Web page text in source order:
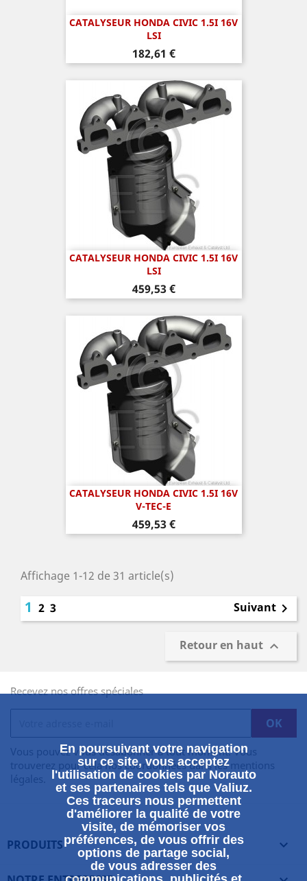
CATALYSEUR HONDA CIVIC 1.5I 16V
LSI
Prix
182,61 €
CATALYSEUR HONDA CIVIC 1.5I 16V
LSI
Prix
459,53 €
CATALYSEUR HONDA CIVIC 1.5I 16V
V-TEC-E
Prix
459,53 €
Affichage 1-12 de 31 article(s)
1 2 3 Suivant 
Retour en haut 
Recevez nos offres spéciales
Vous pouvez vous désabonner à tout moment. Vous
trouverez pour cela nos coordonnées dans les mentions
légales.
PRODUITS 
En poursuivant votre navigation
sur ce site, vous acceptez
l'utilisation de cookies par Norauto
et ses partenaires tels que Valiuz.
Ces traceurs nous permettent
d'améliorer la qualité de votre
visite, de mémoriser vos
préférences, de vous offrir des
options de partage social,
de vous adresser des